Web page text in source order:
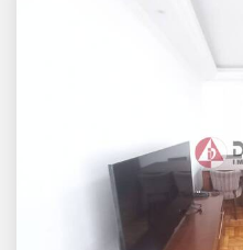
APARTAMENTO À
01 VAGA, BELA VISTA,
Venda